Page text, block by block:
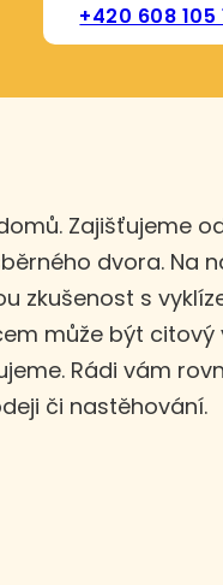
+420 608 105
Zajišťujeme
dvora. Na
zkušenost s
může být citový
Rádi vám
či nastěhování.